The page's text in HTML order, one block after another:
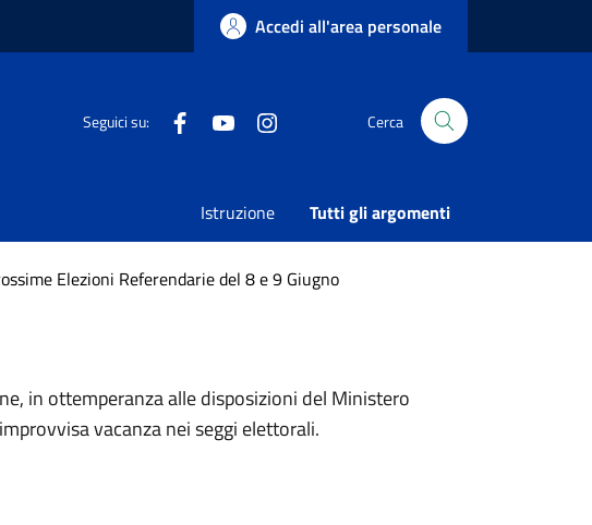
Accedi all'area personale
Seguici su: FacebookYoutube Cerca
Istruzione Tutti gli argomenti
e Presidente di seggio
e
Elezioni Referendarie del 8 e 9 Giugno
in ottemperanza alle disposizioni del Ministero
vacanza nei seggi elettorali.